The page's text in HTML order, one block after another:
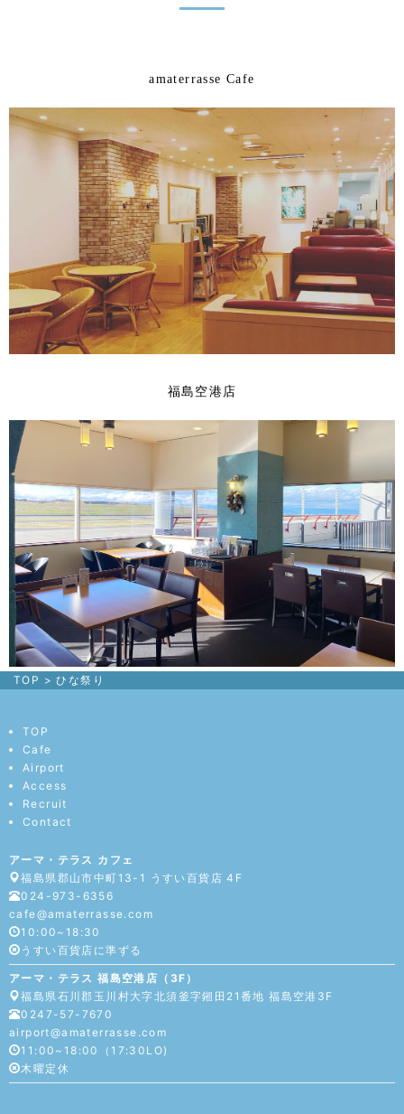
amaterrasse Cafe
福島空港店
TOP >ひな祭り
TOP
Cafe
Airport
Access
Recruit
Contact
アーマ・テラス カフェ
福島県郡山市中町13-1 うすい百貨店 4F
024-973-6356
cafe@amaterrasse.com
10:00~18:30
うすい百貨店に準ずる
アーマ・テラス 福島空港店（3F）
福島県石川郡玉川村大字北須釜字鎺田21番地 福島空港3F
0247-57-7670
airport@amaterrasse.com
11:00~18:00（17:30LO)
木曜定休